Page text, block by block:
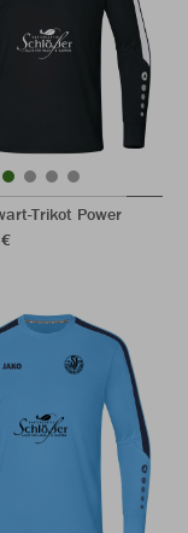
Trikot Power